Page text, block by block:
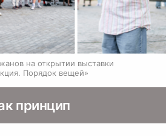
на открытии выставки
Порядок вещей»
принцип